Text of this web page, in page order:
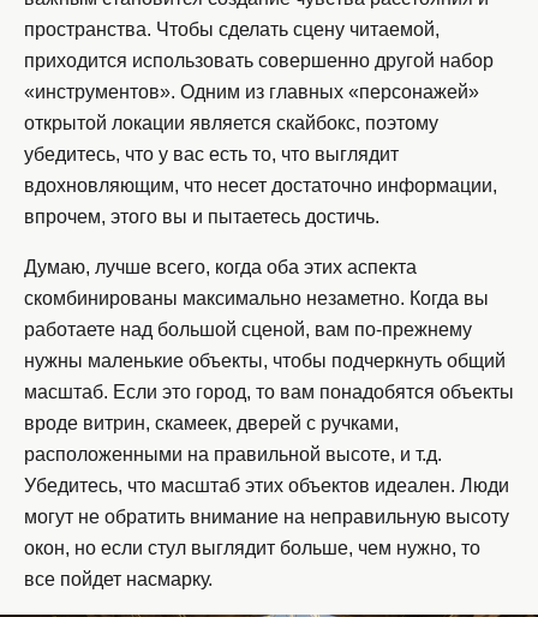
пространства. Чтобы сделать сцену читаемой,
приходится использовать совершенно другой набор
«инструментов». Одним из главных «персонажей»
открытой локации является скайбокс, поэтому
убедитесь, что у вас есть то, что выглядит
вдохновляющим, что несет достаточно информации,
впрочем, этого вы и пытаетесь достичь.
Думаю, лучше всего, когда оба этих аспекта
скомбинированы максимально незаметно. Когда вы
работаете над большой сценой, вам по-прежнему
нужны маленькие объекты, чтобы подчеркнуть общий
масштаб. Если это город, то вам понадобятся объекты
вроде витрин, скамеек, дверей с ручками,
расположенными на правильной высоте, и т.д.
Убедитесь, что масштаб этих объектов идеален. Люди
могут не обратить внимание на неправильную высоту
окон, но если стул выглядит больше, чем нужно, то
все пойдет насмарку.